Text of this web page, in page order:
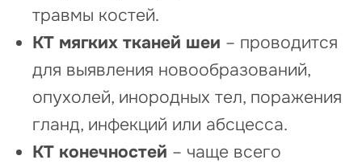
травмы костей.
КТ мягких тканей шеи – проводится
для выявления новообразований,
опухолей, инородных тел, поражения
гланд, инфекций или абсцесса.
КТ конечностей – чаще всего